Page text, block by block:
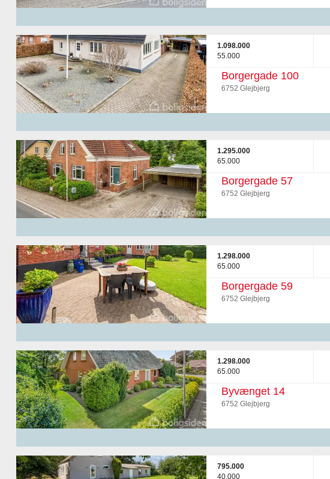
1.098.000
55.000
Borgergade 100
6752 Glejbjerg
1.295.000
65.000
Borgergade 57
6752 Glejbjerg
1.298.000
65.000
Borgergade 59
6752 Glejbjerg
1.298.000
65.000
Byvænget 14
6752 Glejbjerg
795.000
40.000